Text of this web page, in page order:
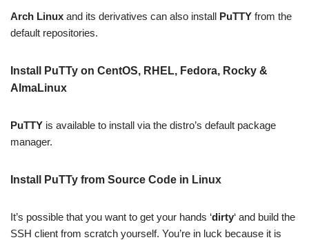
Arch Linux and its derivatives can also install PuTTY from the
default repositories.
Install PuTTy on CentOS, RHEL, Fedora, Rocky &
AlmaLinux
PuTTY is available to install via the distro’s default package
manager.
Install PuTTy from Source Code in Linux
It’s possible that you want to get your hands ‘dirty‘ and build the
SSH client from scratch yourself. You’re in luck because it is